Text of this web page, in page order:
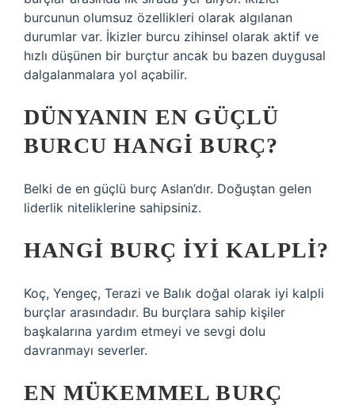
burcunun olumsuz özellikleri olarak algılanan
durumlar var. İkizler burcu zihinsel olarak aktif ve
hızlı düşünen bir burçtur ancak bu bazen duygusal
dalgalanmalara yol açabilir.
DÜNYANIN EN GÜÇLÜ
BURCU HANGI BURÇ?
Belki de en güçlü burç Aslan’dır. Doğuştan gelen
liderlik niteliklerine sahipsiniz.
HANGI BURÇ IYI KALPLI?
Koç, Yengeç, Terazi ve Balık doğal olarak iyi kalpli
burçlar arasındadır. Bu burçlara sahip kişiler
başkalarına yardım etmeyi ve sevgi dolu
davranmayı severler.
EN MÜKEMMEL BURÇ